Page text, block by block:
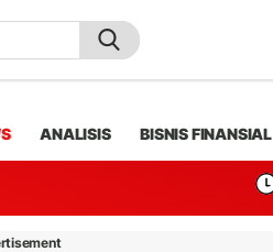
ANALISIS BISNIS FINANSIAL